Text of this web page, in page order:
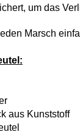
um das
Marsch
aus Kunststoff